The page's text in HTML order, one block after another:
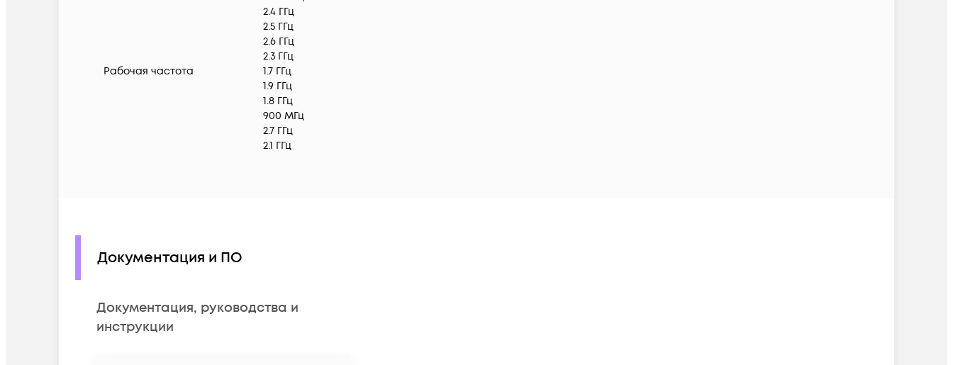
Рабочая частота
2.4 ГГц
2.5 ГГц
2.6 ГГц
2.3 ГГц
1.7 ГГц
1.9 ГГц
1.8 ГГц
900 МГц
2.7 ГГц
2.1 ГГц
Документация и ПО
Документация, руководства и
инструкции